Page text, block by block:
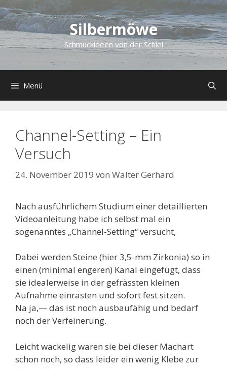
Zum
Inhalt
springen
Silbermöwe
Schmuckideen von der Schlei
Menü
Channel-Setting – Ein
Versuch
24. November 2019 von Walter Gerhard
Nach ausführlichem Studium einer detaillierten
Videoanleitung habe ich selbst mal ein
sogenanntes „Channel-Setting“ versucht,
Dabei werden Steine (hier 3,5-mm Zirkonia) so in
einen (minimal engeren) Kanal eingefügt, dass
sie idealerweise in der gefrässten kleinen
Aufnahme einrasten und sofort fest sitzen.
Na ja,— das ist noch ausbaufähig und bedarf
noch der Verfeinerung.
Leicht wackelig waren sie bei dieser Machart
schon noch, so dass leider ein wenig Klebe zur